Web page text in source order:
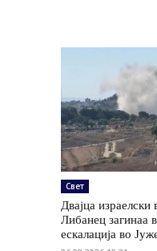
Свет
Двајца израелски
Либанец загинаа
ескалација во